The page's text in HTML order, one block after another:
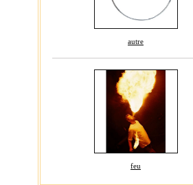
autre
feu